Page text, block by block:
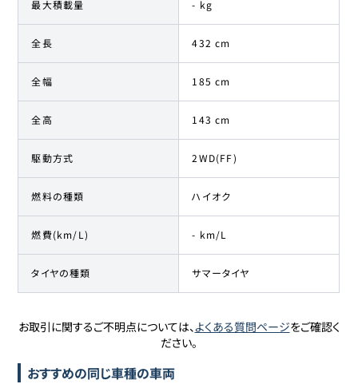
最大積載量 - kg
全長 432 cm
全幅 185 cm
全高 143 cm
駆動方式 2WD(FF)
燃料の種類 ハイオク
燃費(km/L) - km/L
タイヤの種類 サマータイヤ
お取引に関するご不明点については、よくある質問ページをご確認く
ださい。
おすすめの同じ車種の車両